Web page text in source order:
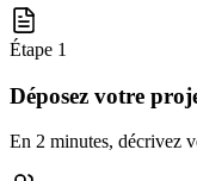
Étape 1
Déposez votre
En 2 minutes, décrivez